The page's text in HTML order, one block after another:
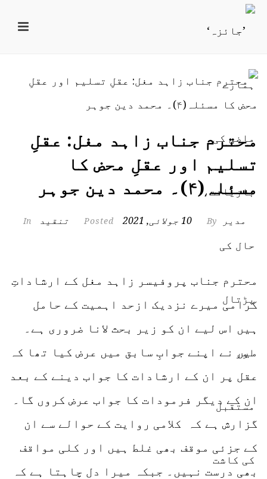
محترم جناب زاہد مغل: عقلِ
تسلیم اور عقلِ محض کا
مسئلہ(۴)۔ محمد دین جوہر
By مدیر 10 جولائی, 2021 تنقید
محترم جناب پروفیسر زاہد مغل کے ارشاداتِ
گرامی میرے نزدیک ازحد اہمیت کے حامل
ہیں اس لیے ان کو زیر بحث لانا ضروری ہے۔
میں نے اپنے جوابِ سابق میں عرض کیا تھا کہ
عقل پر ان کے ارشادات کا جواب دینے کے بعد
ان کے دیگر فرمودات کا جواب عرض کروں گا۔
گزارش ہے کہ کلامی روایت کے حوالے سے ان
کے جزئی موقف بھی غلط ہیں اور کلی مواقف
بھی درست نہیں۔ جبکہ میرا دل چاہتا ہے کہ